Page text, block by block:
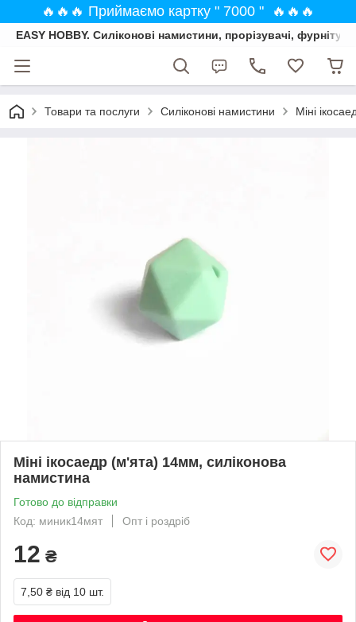
🔥🔥🔥 Приймаємо картку " 7000 " 🔥🔥🔥
EASY HOBBY. Силіконові намистини, прорізувачі,
Товари та послуги Силіконові намистини Міні
Міні ікосаедр (м'ята) 14мм, силіконова
намистина
Готово до відправки
Код: миник14мят
Опт і роздріб
12 ₴
7,50 ₴ від 10 шт.